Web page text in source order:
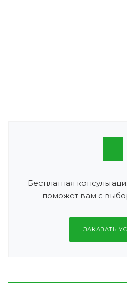
Бесплатная
поможет вам с
ЗАКАЗАТЬ